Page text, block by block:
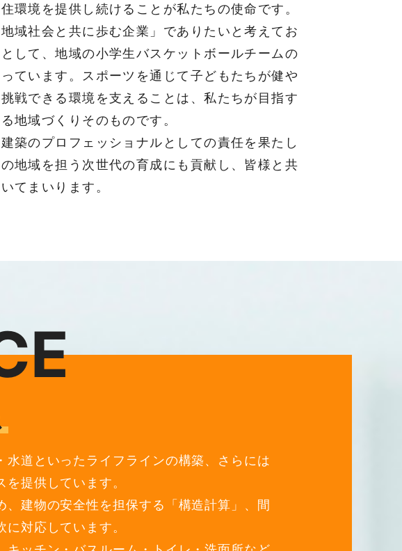
環境を提供し続けることが私たちの使命です。
域社会と共に歩む企業」でありたいと考えてお
して、地域の小学生バスケットボールチームの
ています。スポーツを通じて子どもたちが健や
戦できる環境を支えることは、私たちが目指す
地域づくりそのものです。
築のプロフェッショナルとしての責任を果たし
地域を担う次世代の育成にも貢献し、皆様と共
てまいります。
道といったライフラインの構築、さらには
提供しています。
建物の安全性を担保する「構造計算」、間
対応しています。